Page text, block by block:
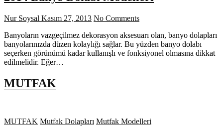
Nur Soysal Kasım 27, 2013 No Comments
Banyoların vazgeçilmez dekorasyon aksesuarı olan, banyo dolapları
banyolarınızda düzen kolaylığı sağlar. Bu yüzden banyo dolabı
seçerken görünümü kadar kullanışlı ve fonksiyonel olmasına dikkat
edilmelidir. Eğer…
MUTFAK
MUTFAK Mutfak Dolapları Mutfak Modelleri